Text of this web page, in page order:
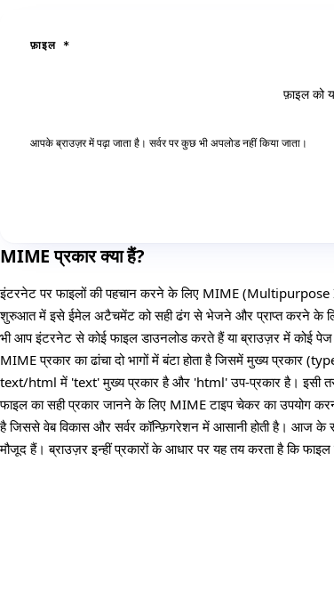
फ़ाइल *
फ़ाइल को
आपके ब्राउज़र में पढ़ा जाता है। सर्वर पर कुछ भी अपलोड नहीं किया जाता।
MIME प्रकार क्या हैं?
इंटरनेट पर फाइलों की पहचान करने के लिए MIME (Multipurpose
शुरुआत में इसे ईमेल अटैचमेंट को सही ढंग से भेजने और प्राप्त करने के
भी आप इंटरनेट से कोई फाइल डाउनलोड करते हैं या ब्राउज़र में कोई पेज
MIME प्रकार का ढांचा दो भागों में बंटा होता है जिसमें मुख्य प्रकार
text/html में 'text' मुख्य प्रकार है और 'html' उप-प्रकार है। इसी
फाइल का सही प्रकार जानने के लिए MIME टाइप चेकर का उपयोग
है जिससे वेब विकास और सर्वर कॉन्फ़िगरेशन में आसानी होती है।
मौजूद हैं। ब्राउज़र इन्हीं प्रकारों के आधार पर यह तय करता है कि